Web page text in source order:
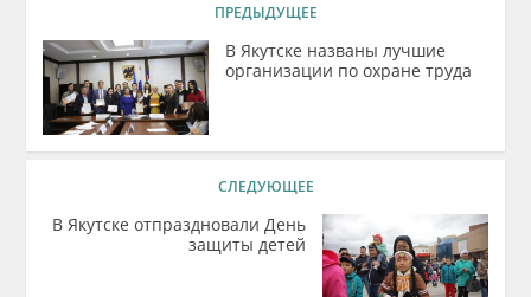
ПРЕДЫДУЩЕЕ
В Якутске названы лучшие
организации по охране труда
СЛЕДУЮЩЕЕ
В Якутске отпраздновали День
защиты детей